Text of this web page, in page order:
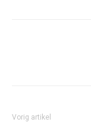
Vorig artikel